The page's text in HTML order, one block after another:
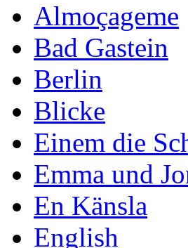
Almoçageme
Bad Gastein
Berlin
Blicke
Einem die
Emma und
En Känsla
English